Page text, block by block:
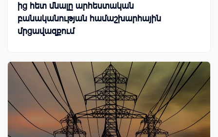
ից հետ մնալը արհեստական
բանականության համաշխարհային
մրցավազքում